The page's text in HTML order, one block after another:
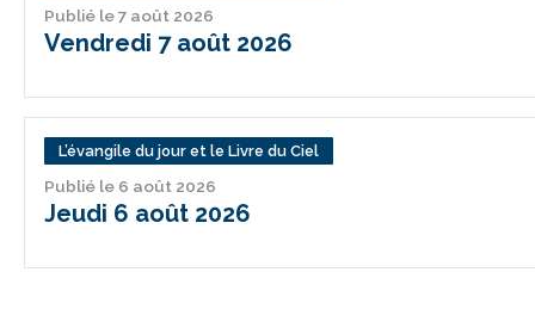
Publié le 7 août 2026
Vendredi 7 août 2026
L’évangile du jour et le Livre du Ciel
Publié le 6 août 2026
Jeudi 6 août 2026